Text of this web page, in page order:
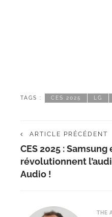
TAGS : CES 2025 LG
ARTICLE PRÉCÉDENT
CES 2025 :
révolutionnent
Audio !
THE